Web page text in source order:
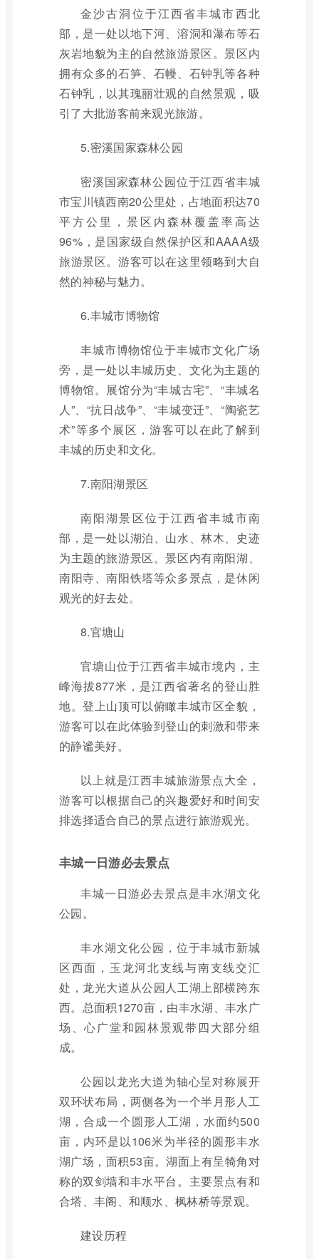
金沙古洞位于江西省丰城市西北
部，是一处以地下河、溶洞和瀑布等石
灰岩地貌为主的自然旅游景区。景区内
拥有众多的石笋、石幔、石钟乳等各种
石钟乳，以其瑰丽壮观的自然景观，吸
引了大批游客前来观光旅游。
5.密溪国家森林公园
密溪国家森林公园位于江西省丰城
市宝川镇西南20公里处，占地面积达70
平方公里，景区内森林覆盖率高达
96%，是国家级自然保护区和AAAA级
旅游景区。游客可以在这里领略到大自
然的神秘与魅力。
6.丰城市博物馆
丰城市博物馆位于丰城市文化广场
旁，是一处以丰城历史、文化为主题的
博物馆。展馆分为“丰城古宅”、“丰城名
人”、“抗日战争”、“丰城变迁”、“陶瓷艺
术”等多个展区，游客可以在此了解到
丰城的历史和文化。
7.南阳湖景区
南阳湖景区位于江西省丰城市南
部，是一处以湖泊、山水、林木、史迹
为主题的旅游景区。景区内有南阳湖、
南阳寺、南阳铁塔等众多景点，是休闲
观光的好去处。
8.官塘山
官塘山位于江西省丰城市境内，主
峰海拔877米，是江西省著名的登山胜
地。登上山顶可以俯瞰丰城市区全貌，
游客可以在此体验到登山的刺激和带来
的静谧美好。
以上就是江西丰城旅游景点大全，
游客可以根据自己的兴趣爱好和时间安
排选择适合自己的景点进行旅游观光。
丰城一日游必去景点
丰城一日游必去景点是丰水湖文化
公园。
丰水湖文化公园，位于丰城市新城
区西面，玉龙河北支线与南支线交汇
处，龙光大道从公园人工湖上部横跨东
西。总面积1270亩，由丰水湖、丰水广
场、心广堂和园林景观带四大部分组
成。
公园以龙光大道为轴心呈对称展开
双环状布局，两侧各为一个半月形人工
湖，合成一个圆形人工湖，水面约500
亩，内环是以106米为半径的圆形丰水
湖广场，面积53亩。湖面上有呈犄角对
称的双剑墙和丰水平台。主要景点有和
合塔、丰阁、和顺水、枫林桥等景观。
建设历程